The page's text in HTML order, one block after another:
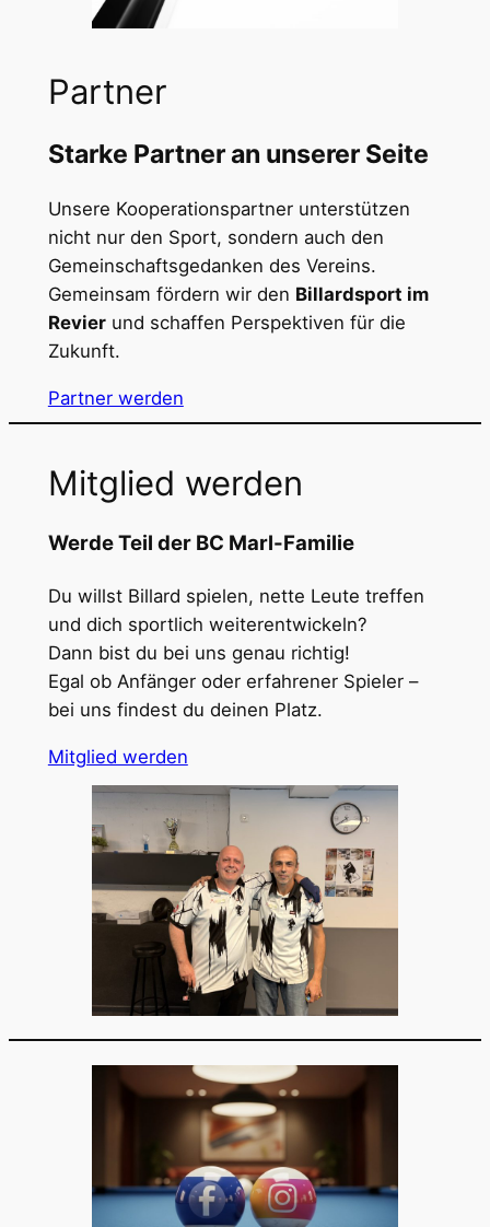
Partner
Starke Partner an unserer Seite
Unsere Kooperationspartner unterstützen
nicht nur den Sport, sondern auch den
Gemeinschaftsgedanken des Vereins.
Gemeinsam fördern wir den Billardsport im
Revierund schaffen Perspektiven für die
Zukunft.
Partner werden
Mitglied werden
Werde Teil der BC Marl-Familie
Du willst Billard spielen, nette Leute treffen
und dich sportlich weiterentwickeln?
Dann bist du bei uns genau richtig!
Egal ob Anfänger oder erfahrener Spieler –
bei uns findest du deinen Platz.
Mitglied werden